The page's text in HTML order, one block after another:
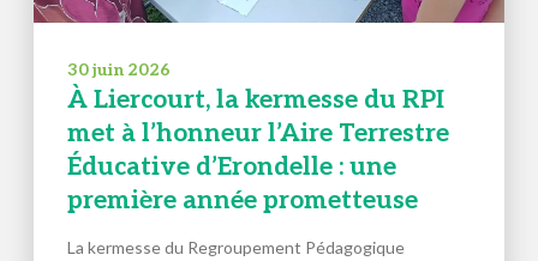
30 juin 2026
À Liercourt, la kermesse du RPI
met à l’honneur l’Aire Terrestre
Éducative d’Erondelle : une
première année prometteuse
La kermesse du Regroupement Pédagogique